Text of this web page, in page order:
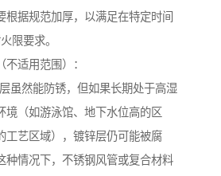
根据规范加厚，以满足在特定时间
限要求。
适用范围）：
虽然能防锈，但如果长期处于高湿
境（如游泳馆、地下水位高的区
工艺区域），镀锌层仍可能被腐
种情况下，不锈钢风管或复合材料